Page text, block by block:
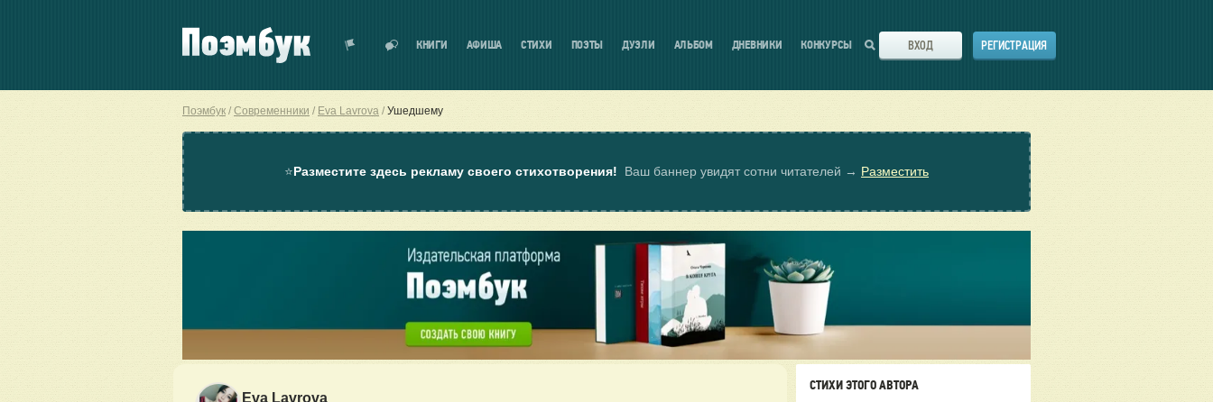
КНИГИ АФИША СТИХИ ПОЭТЫ ДУЭЛИ АЛЬБОМ ДНЕВНИКИ КОНКУРСЫ ВХОД РЕГИСТРАЦИЯ
Поэмбук Современники Eva Lavrova Ушедшему
⭐Разместите здесь рекламу своего стихотворения! Ваш баннер увидят сотни читателей → Разместить
Eva Lavrova
СТИХИ ЭТОГО АВТОРА